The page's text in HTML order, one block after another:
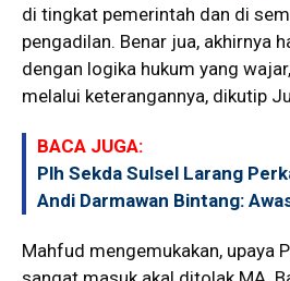
di tingkat pemerintah dan di
pengadilan. Benar jua, akhirnya
dengan logika hukum yang
melalui keterangannya, dikutip
BACA JUGA:
Plh Sekda Sulsel Larang
Andi Darmawan Bintang:
Mahfud mengemukakan, upaya